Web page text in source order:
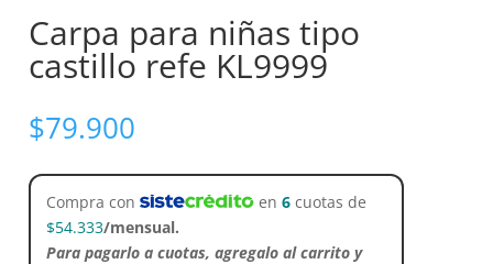
Carpa para niñas tipo
castillo refe KL9999
$79.900
Compra con en 6 cuotas de
$54.333/mensual.
Para pagarlo a cuotas, agregalo al carrito y